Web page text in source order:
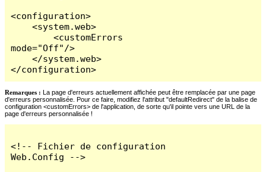
<configuration>
    <system.web>
        <customErrors
mode="Off"/>
    </system.web>
</configuration>
Remarques : La page d'erreurs actuellement affichée peut être remplacée par une page
d'erreurs personnalisée. Pour ce faire, modifiez l'attribut "defaultRedirect" de la balise de
configuration <customErrors> de l'application, de sorte qu'il pointe vers une URL de la
page d'erreurs personnalisée !
<!-- Fichier de configuration
Web.Config -->